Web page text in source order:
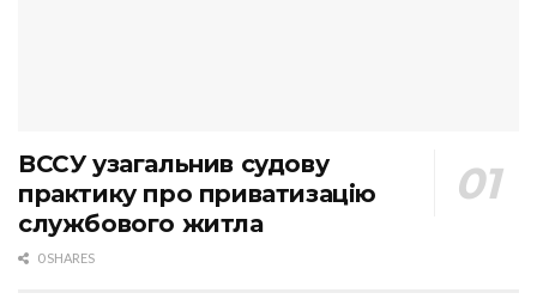
ВССУ узагальнив судову
практику про приватизацію
службового житла
0 SHARES